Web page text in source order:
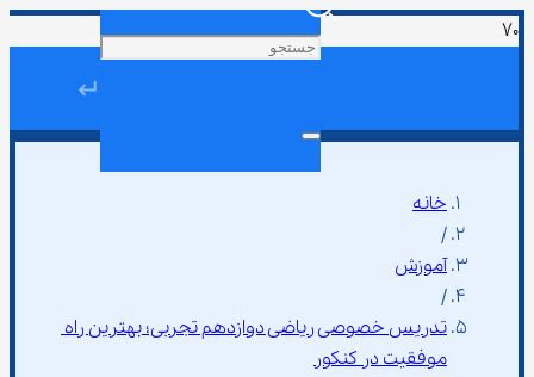
↵
خانه
/
آموزش
/
تدریس خصوصی ریاضی دوازدهم تجربی؛ بهترین راه
موفقیت در کنکور